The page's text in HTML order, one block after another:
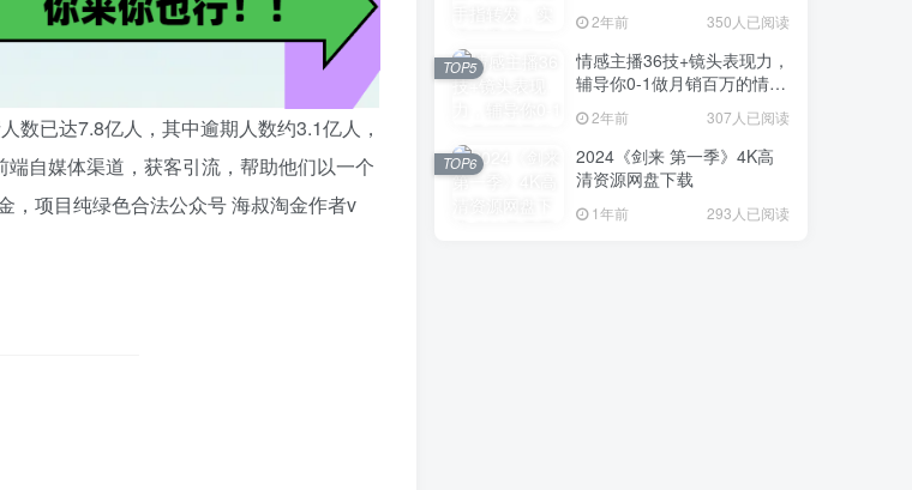
数已达7.8亿人，其中逾期人数约3.1亿人，
自媒体渠道，获客引流，帮助他们以一个
，项目纯绿色合法公众号 海叔淘金作者v
2年前 350人已阅读
情感主播36技+镜头表现力，
辅导你0-1做月销百万的情感
2年前 307人已阅读
TOP5
2024《剑来 第一季》4K高
清资源网盘下载
1年前 293人已阅读
TOP6